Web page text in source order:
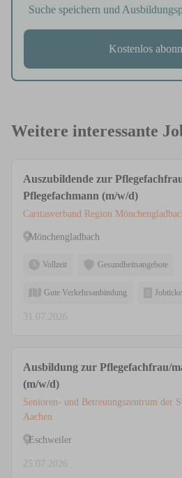
Suche speichern und
Kostenlos
Weitere interessante
Auszubildende zur
Pflegefachmann (m/w/d)
Caritasverband Region
Mönchengladbach
Vollzeit Gesundheitsangebote
Gute Verkehrsanbindung
31.07.2026
Ausbildung zur Pflegefachfrau/
(m/w/d)
Senioren- und Betreuungszentrum der
Aachen
Eschweiler
25.07.2026